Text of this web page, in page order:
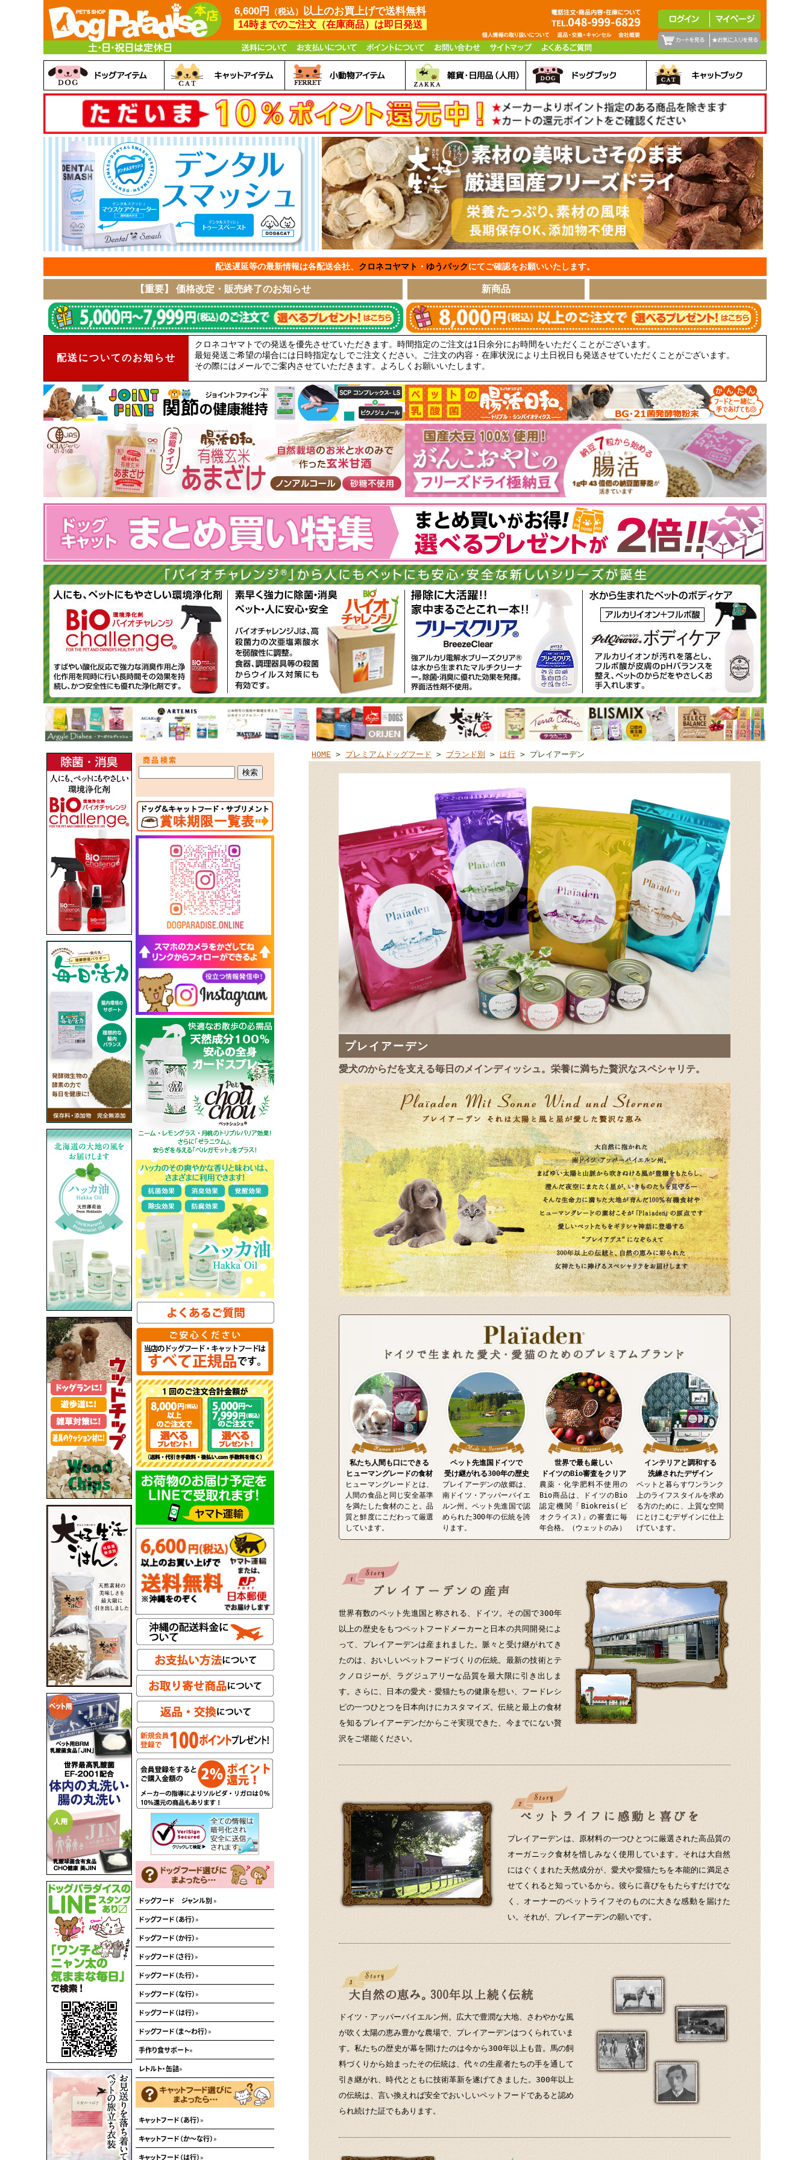
HOME > プレミアムドッグフード > ブランド別 > は行 > プレイアーデン
プレイアーデン
愛犬のからだを支える毎日のメインディッシュ。栄養に満ちた贅沢なスペシャリテ。
私たち人間も口にできる
ヒューマングレードの食材
ヒューマングレードとは、
人間の食品と同じ安全基準
を満たした食材のこと。品
質と鮮度にこだわって厳選
しています。
ペット先進国ドイツで
受け継がれる300年の歴史
プレイアーデンの故郷は、
南ドイツ・アッパーバイエ
ルン州。ペット先進国で認
められた300年の伝統を誇
ります。
世界で最も厳しい
ドイツのBio審査をクリア
農薬・化学肥料不使用の
Bio商品は、ドイツのBio
認定機関「Biokreis(ビ
オクライス)」の審査に毎
年合格。（ウェットのみ）
インテリアと調和する
洗練されたデザイン
ペットと暮らすワンランク
上のライフスタイルを求め
る方のために、上質な空間
にとけこむデザインに仕上
げています。
世界有数のペット先進国と称される、ドイツ。その国で300年
以上の歴史をもつペットフードメーカーと日本の共同開発によ
って、プレイアーデンは産まれました。脈々と受け継がれてき
たのは、おいしいペットフードづくりの伝統。最新の技術とテ
クノロジーが、ラグジュアリーな品質を最大限に引き出しま
す。さらに、日本の愛犬・愛猫たちの健康を想い、フードレシ
ピの一つひとつを日本向けにカスタマイズ。伝統と最上の食材
を知るプレイアーデンだからこそ実現できた、今までにない贅
沢をご堪能ください。
プレイアーデンは、原材料の一つひとつに厳選された高品質の
オーガニック食材を惜しみなく使用しています。それは大自然
にはぐくまれた天然成分が、愛犬や愛猫たちを本能的に満足さ
せてくれると知っているから。彼らに喜びをもたらすだけでな
く、オーナーのペットライフそのものに大きな感動を届けた
い。それが、プレイアーデンの願いです。
ドイツ・アッパーバイエルン州。広大で豊潤な大地、さわやかな風
が吹く太陽の恵み豊かな農場で、プレイアーデンはつくられていま
す。私たちの歴史が幕を開けたのは今から300年以上も昔。馬の飼
料づくりから始まったその伝統は、代々の生産者たちの手を通して
引き継がれ、時代とともに技術革新を遂げてきました。300年以上
の伝統は、言い換えれば安全でおいしいペットフードであると認め
られ続けた証でもあります。